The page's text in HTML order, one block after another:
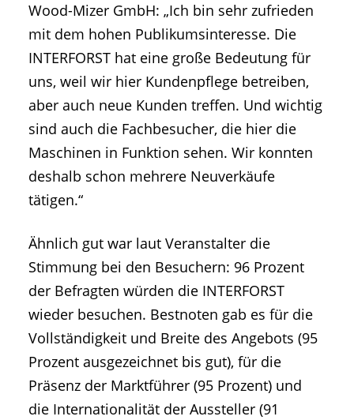
Wood-Mizer GmbH: „Ich bin sehr zufrieden
mit dem hohen Publikumsinteresse. Die
INTERFORST hat eine große Bedeutung für
uns, weil wir hier Kundenpflege betreiben,
aber auch neue Kunden treffen. Und wichtig
sind auch die Fachbesucher, die hier die
Maschinen in Funktion sehen. Wir konnten
deshalb schon mehrere Neuverkäufe
tätigen.“
Ähnlich gut war laut Veranstalter die
Stimmung bei den Besuchern: 96 Prozent
der Befragten würden die INTERFORST
wieder besuchen. Bestnoten gab es für die
Vollständigkeit und Breite des Angebots (95
Prozent ausgezeichnet bis gut), für die
Präsenz der Marktführer (95 Prozent) und
die Internationalität der Aussteller (91